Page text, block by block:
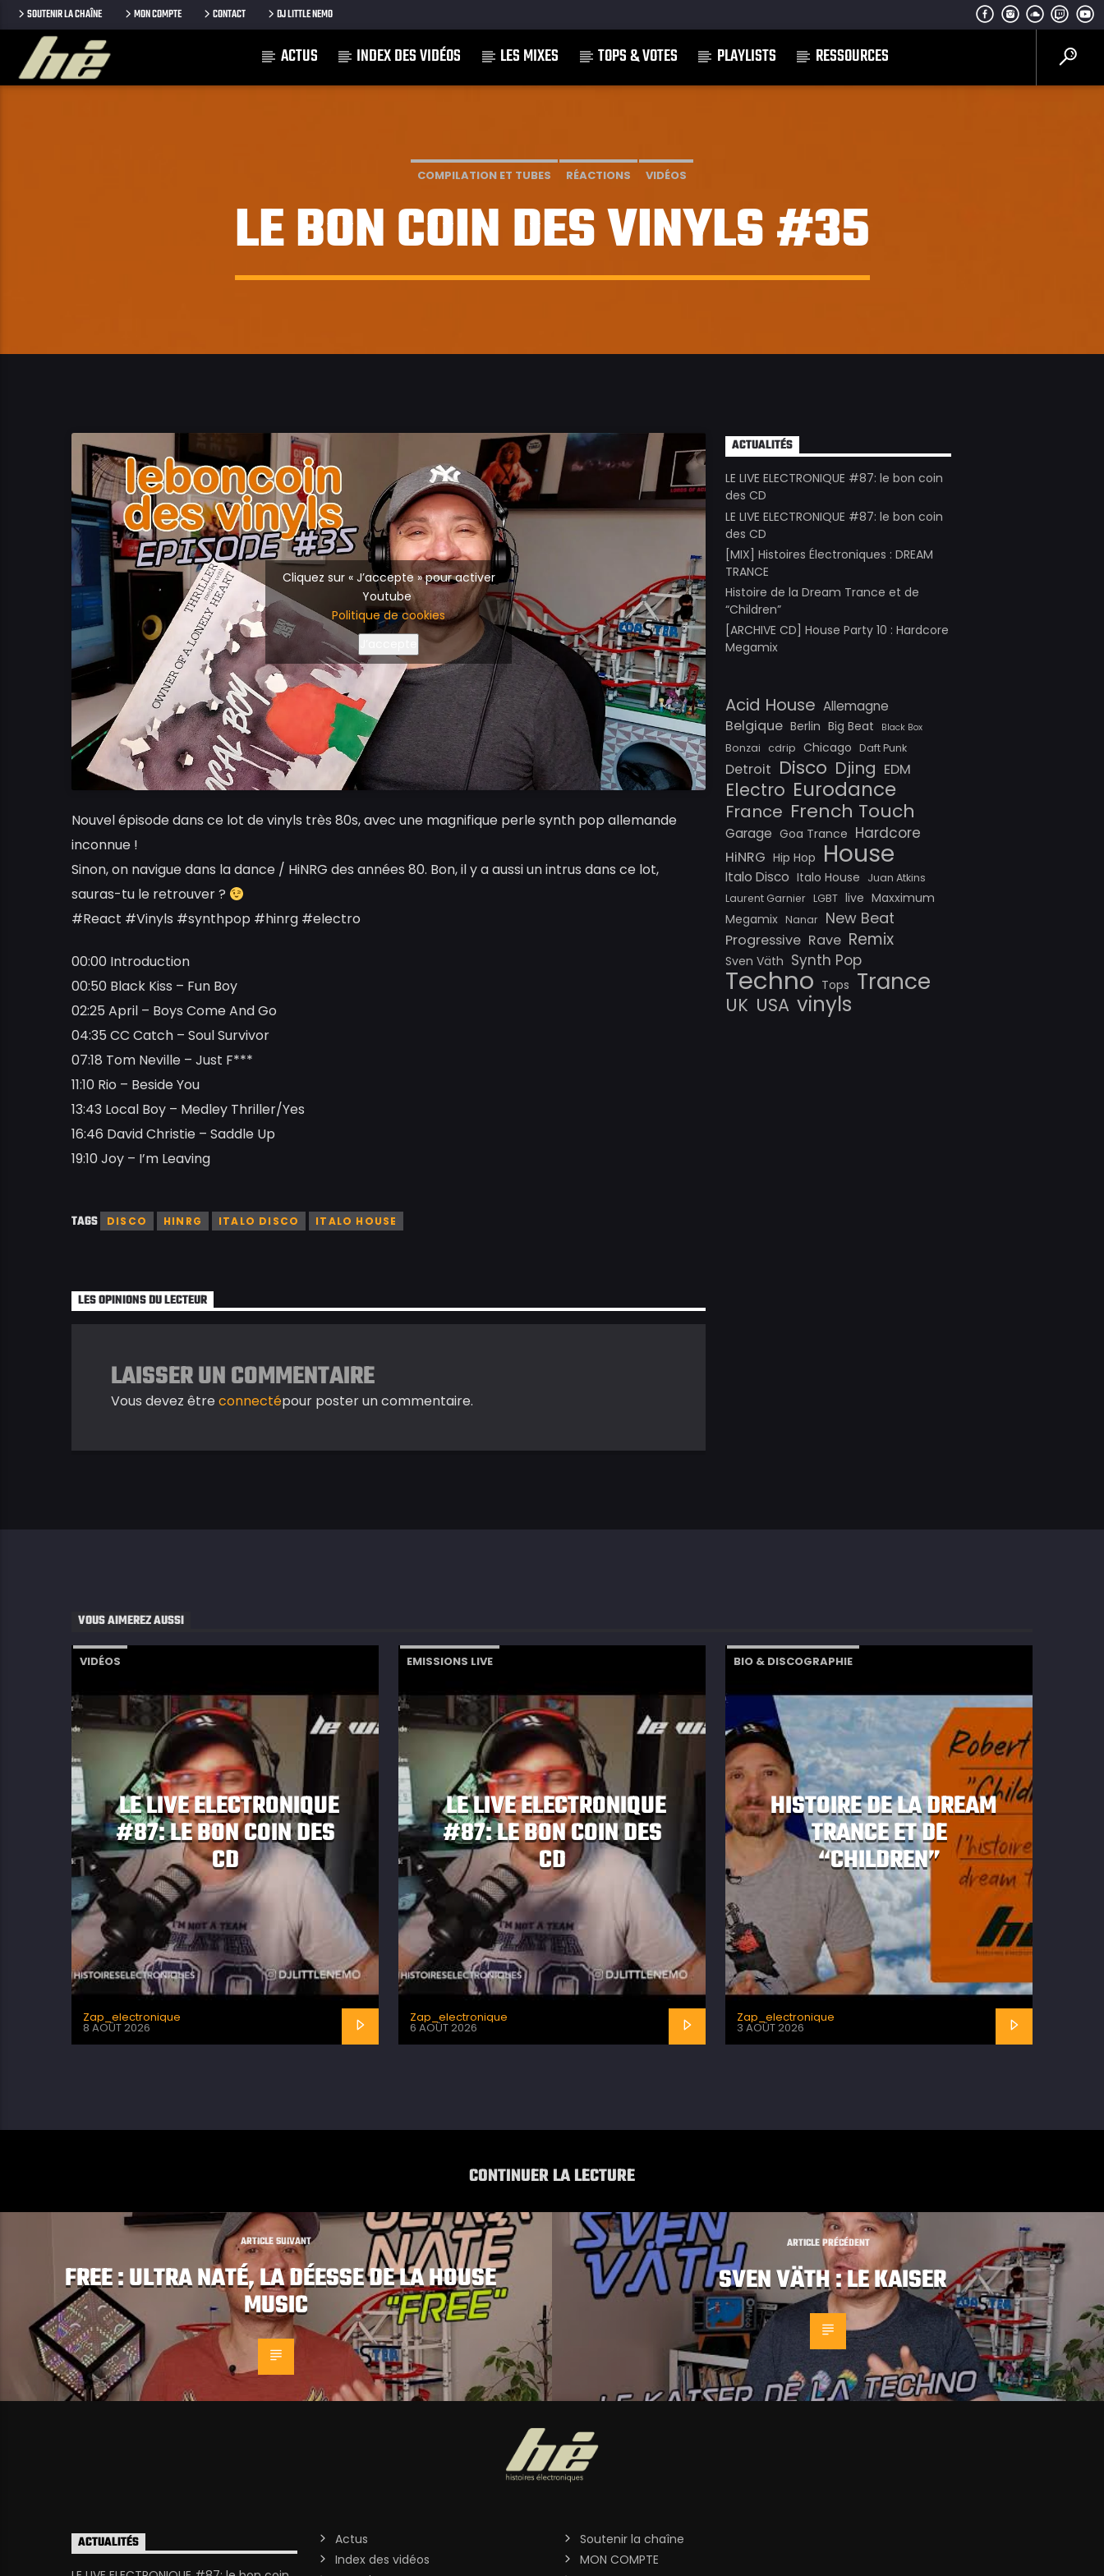
SOUTENIR LA CHAÎNE MON COMPTE CONTACT DJ LITTLE NEMO
ACTUS INDEX DES VIDÉOS LES MIXES TOPS & VOTES PLAYLISTS RESSOURCES
COMPILATION ET TUBES RÉACTIONS VIDÉOS
LE BON COIN DES VINYLS #35
Cliquez sur « J’accepte » pour activer
Youtube
Politique de cookies
Nouvel épisode dans ce lot de vinyls très 80s, avec une magnifique perle synth pop allemande
inconnue !
Sinon, on navigue dans la dance / HiNRG des années 80. Bon, il y a aussi un intrus dans ce lot,
sauras-tu le retrouver ?
#React #Vinyls #synthpop #hinrg #electro
00:00 Introduction
00:50 Black Kiss – Fun Boy
02:25 April – Boys Come And Go
04:35 CC Catch – Soul Survivor
07:18 Tom Neville – Just F***
11:10 Rio – Beside You
13:43 Local Boy – Medley Thriller/Yes
16:46 David Christie – Saddle Up
19:10 Joy – I’m Leaving
TAGS DISCO HINRG ITALO DISCO ITALO HOUSE
LES OPINIONS DU LECTEUR
LAISSER UN COMMENTAIRE
Vous devez être connectépour poster un commentaire.
ACTUALITÉS
LE LIVE ELECTRONIQUE #87: le bon coin
des CD
LE LIVE ELECTRONIQUE #87: le bon coin
des CD
[MIX] Histoires Électroniques : DREAM
TRANCE
Histoire de la Dream Trance et de
“Children”
[ARCHIVE CD] House Party 10 : Hardcore
Megamix
Acid House Allemagne
Belgique Berlin Big Beat Black Box
Bonzai cdrip Chicago Daft Punk
Detroit Disco Djing EDM
Electro Eurodance
France French Touch
Garage Goa Trance Hardcore
HiNRG Hip Hop House
Italo Disco Italo House
Juan Atkins
Laurent Garnier LGBT live Maxximum
Megamix Nanar New Beat
Progressive Rave Remix
Sven Väth Synth Pop
Techno Tops Trance
UK USA vinyls
VOUS AIMEREZ AUSSI
VIDÉOS
LE LIVE ELECTRONIQUE
#87: LE BON COIN DES
CD
Zap_electronique
8 AOÛT 2026
EMISSIONS LIVE
LE LIVE ELECTRONIQUE
#87: LE BON COIN DES
CD
Zap_electronique
6 AOÛT 2026
BIO & DISCOGRAPHIE
HISTOIRE DE LA DREAM
TRANCE ET DE
“CHILDREN”
Zap_electronique
3 AOÛT 2026
CONTINUER LA LECTURE
ARTICLE SUIVANT
FREE : ULTRA NATÉ, LA DÉESSE DE LA HOUSE
MUSIC
ARTICLE PRÉCÉDENT
SVEN VÄTH : LE KAISER
ACTUALITÉS
Actus
Index des vidéos
Soutenir la chaîne
MON COMPTE